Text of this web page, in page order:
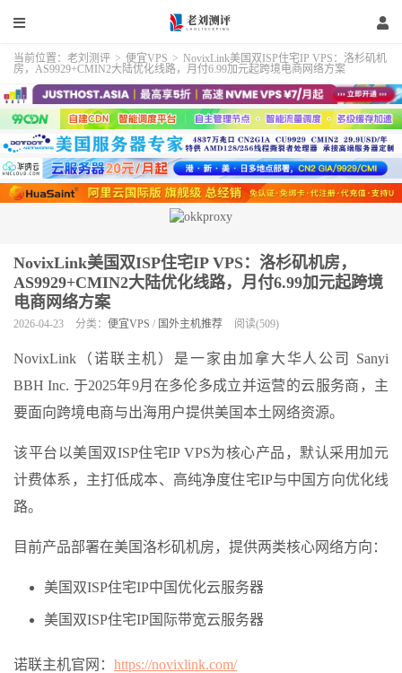
当前位置： 老刘测评 > 便宜VPS > NovixLink美国双ISP住宅IP VPS：洛杉矶机
房，AS9929+CMIN2大陆优化线路，月付6.99加元起跨境电商网络方案
NovixLink美国双ISP住宅IP VPS：洛杉矶机房，
AS9929+CMIN2大陆优化线路，月付6.99加元起跨境
电商网络方案
2026-04-23 分类： 便宜VPS / 国外主机推荐 阅读(509)
NovixLink（诺联主机）是一家由加拿大华人公司 Sanyi
BBH Inc. 于2025年9月在多伦多成立并运营的云服务商，主
要面向跨境电商与出海用户提供美国本土网络资源。
该平台以美国双ISP住宅IP VPS为核心产品，默认采用加元
计费体系，主打低成本、高纯净度住宅IP与中国方向优化线
路。
目前产品部署在美国洛杉矶机房，提供两类核心网络方向：
美国双ISP住宅IP中国优化云服务器
美国双ISP住宅IP国际带宽云服务器
诺联主机官网： https://novixlink.com/